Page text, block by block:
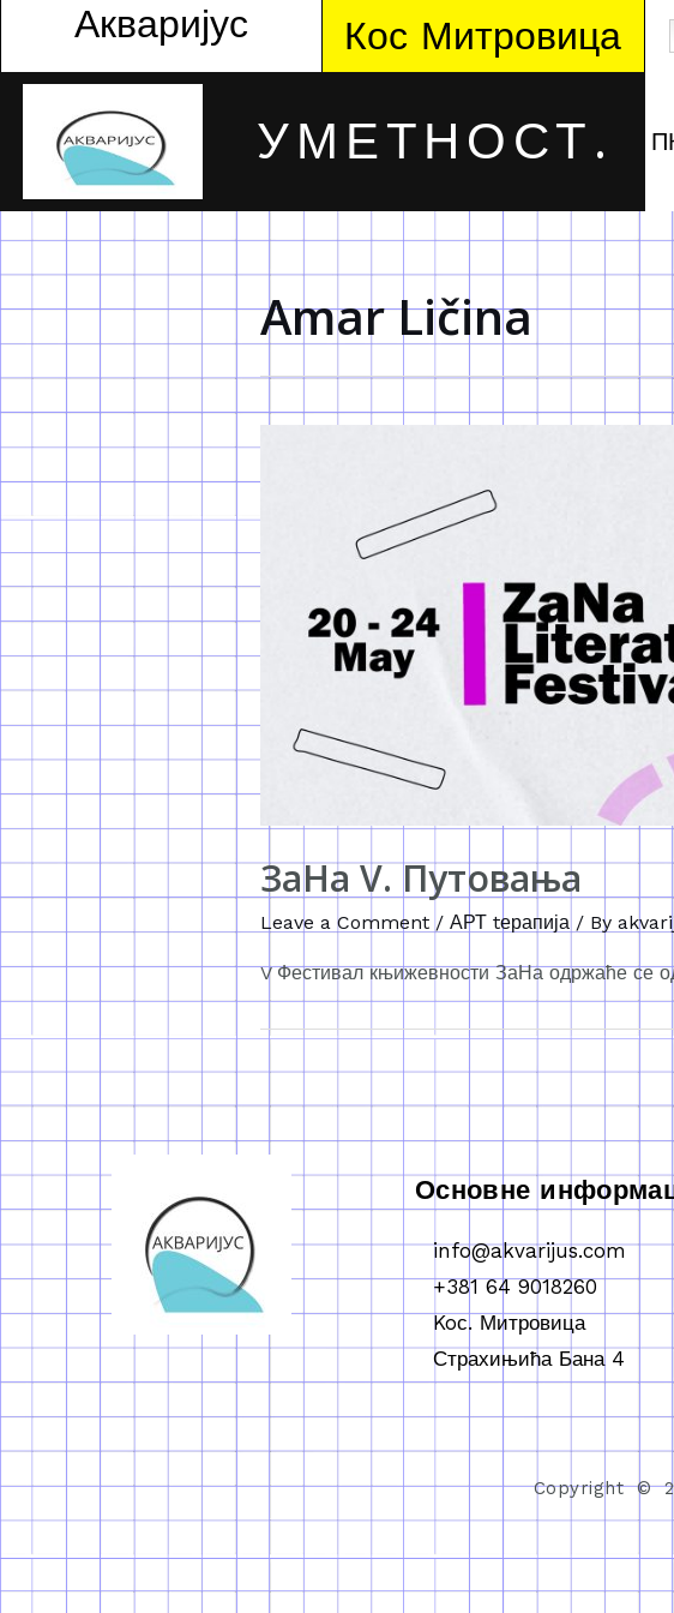
Акваријус Кос Митровица
УМЕТНОСТ.
Amar Ličina
ЗаНа V. Путовања
Leave a Comment / АРТ tерапија / By
V Фестивал књижевности ЗаНа одржаће се
Основне
info@akvarijus.com
+381 64 9018260
Koс. Митровица
Страхињића Бана 4
Copyright ©